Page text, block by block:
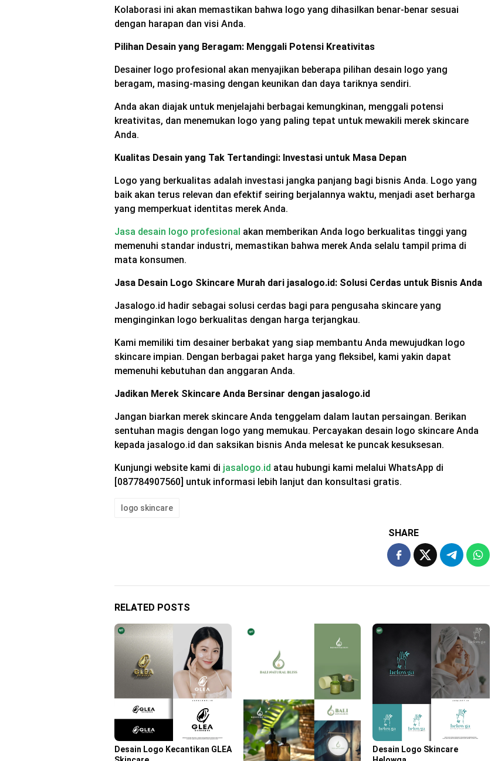
Kolaborasi ini akan memastikan bahwa logo yang dihasilkan benar-benar sesuai
dengan harapan dan visi Anda.
Pilihan Desain yang Beragam: Menggali Potensi Kreativitas
Desainer logo profesional akan menyajikan beberapa pilihan desain logo yang
beragam, masing-masing dengan keunikan dan daya tariknya sendiri.
Anda akan diajak untuk menjelajahi berbagai kemungkinan, menggali potensi
kreativitas, dan menemukan logo yang paling tepat untuk mewakili merek skincare
Anda.
Kualitas Desain yang Tak Tertandingi: Investasi untuk Masa Depan
Logo yang berkualitas adalah investasi jangka panjang bagi bisnis Anda. Logo yang
baik akan terus relevan dan efektif seiring berjalannya waktu, menjadi aset berharga
yang memperkuat identitas merek Anda.
Jasa desain logo profesional akan memberikan Anda logo berkualitas tinggi yang
memenuhi standar industri, memastikan bahwa merek Anda selalu tampil prima di
mata konsumen.
Jasa Desain Logo Skincare Murah dari jasalogo.id: Solusi Cerdas untuk Bisnis Anda
Jasalogo.id hadir sebagai solusi cerdas bagi para pengusaha skincare yang
menginginkan logo berkualitas dengan harga terjangkau.
Kami memiliki tim desainer berbakat yang siap membantu Anda mewujudkan logo
skincare impian. Dengan berbagai paket harga yang fleksibel, kami yakin dapat
memenuhi kebutuhan dan anggaran Anda.
Jadikan Merek Skincare Anda Bersinar dengan jasalogo.id
Jangan biarkan merek skincare Anda tenggelam dalam lautan persaingan. Berikan
sentuhan magis dengan logo yang memukau. Percayakan desain logo skincare Anda
kepada jasalogo.id dan saksikan bisnis Anda melesat ke puncak kesuksesan.
Kunjungi website kami di jasalogo.id atau hubungi kami melalui WhatsApp di
[087784907560] untuk informasi lebih lanjut dan konsultasi gratis.
logo skincare
SHARE
RELATED POSTS
Desain Logo Kecantikan GLEA
Desain Logo Skincare